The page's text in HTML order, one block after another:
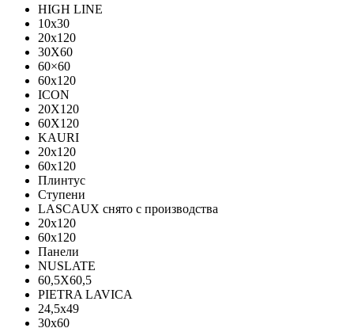
HIGH LINE
10x30
20x120
30X60
60×60
60x120
ICON
20X120
60X120
KAURI
20x120
60x120
Плинтус
Ступени
LASCAUX снято с производства
20x120
60x120
Панели
NUSLATE
60,5X60,5
PIETRA LAVICA
24,5x49
30x60